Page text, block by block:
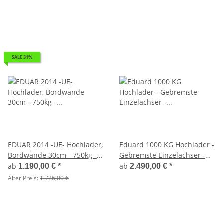
SALE 31%
EDUAR 2014 -UE- Hochlader,
Bordwände 30cm - 750kg -
Lfh: 56 - 195/55R10
ab 1.190,00 € *
Alter Preis:1.726,00 €
Eduard 1000 KG Hochlader -
Gebremste Einzelachser -
2.6x1.5m - Ladehöhe:56 cm -
ab 2.490,00 € *